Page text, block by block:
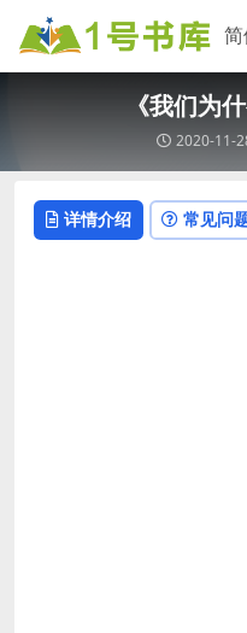
《我们为
2020-11-
详情介绍 常见问